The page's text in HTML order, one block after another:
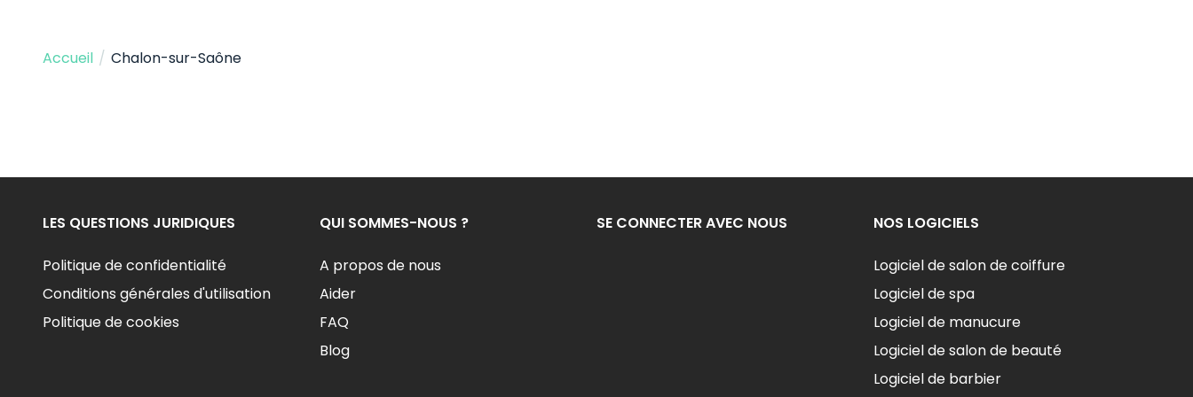
Accueil / Chalon-sur-Saône
LES QUESTIONS JURIDIQUES
Politique de confidentialité
Conditions générales d'utilisation
Politique de cookies
QUI SOMMES-NOUS ?
A propos de nous
Aider
FAQ
Blog
SE CONNECTER AVEC NOUS NOS LOGICIELS
Logiciel de salon de coiffure
Logiciel de spa
Logiciel de manucure
Logiciel de salon de beauté
Logiciel de barbier